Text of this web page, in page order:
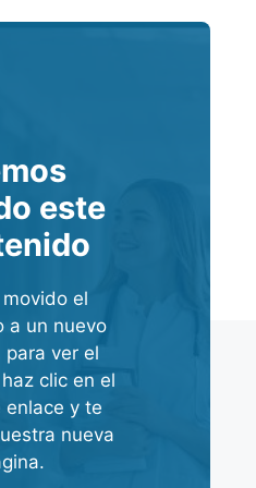
este
el
a un nuevo
para ver el
clic en el
enlace y te
nueva